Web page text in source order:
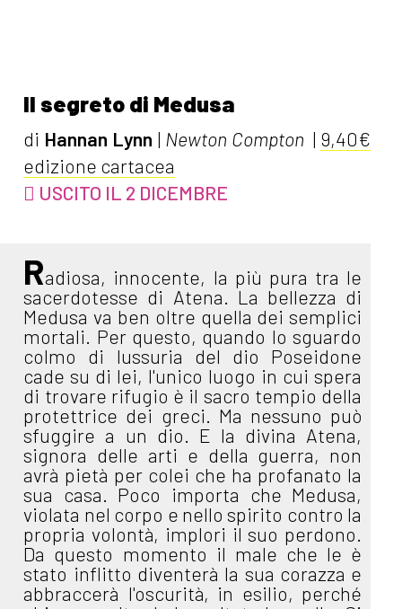
Il segreto di Medusa
di Hannan Lynn | Newton Compton | 9,40€
edizione cartacea
USCITO IL 2 DICEMBRE
Radiosa, innocente, la più pura tra le
sacerdotesse di Atena. La bellezza di
Medusa va ben oltre quella dei semplici
mortali. Per questo, quando lo sguardo
colmo di lussuria del dio Poseidone
cade su di lei, l'unico luogo in cui spera
di trovare rifugio è il sacro tempio della
protettrice dei greci. Ma nessuno può
sfuggire a un dio. E la divina Atena,
signora delle arti e della guerra, non
avrà pietà per colei che ha profanato la
sua casa. Poco importa che Medusa,
violata nel corpo e nello spirito contro la
propria volontà, implori il suo perdono.
Da questo momento il male che le è
stato inflitto diventerà la sua corazza e
abbraccerà l'oscurità, in esilio, perché